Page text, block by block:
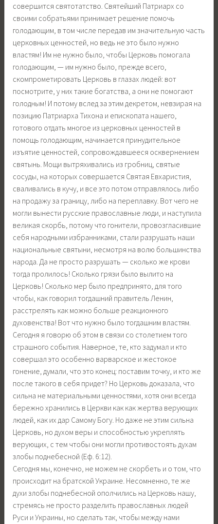
совершится святотатство. Святейший Патриарх со
своими собратьями принимает решение помочь
голодающим, в том числе передав им значительную часть
церковных ценностей, но ведь не это было нужно
властям! Им не нужно было, чтобы Церковь помогала
голодающим, — им нужно было, прежде всего,
скомпрометировать Церковь в глазах людей: вот
посмотрите, у них такие богатства, а они не помогают
голодным! И потому вслед за этим декретом, невзирая на
позицию Патриарха Тихона и епископата нашего,
готового отдать многое из церковных ценностей в
помощь голодающим, начинается принудительное
изъятие ценностей, сопровождавшееся осквернением
святынь. Мощи вытряхивались из гробниц, святые
сосуды, на которых совершается Святая Евхаристия,
сваливались в кучу, и все это потом отправлялось либо
на продажу за границу, либо на переплавку. Вот чего не
могли вынести русские православные люди, и наступила
великая скорбь, потому что гонители, провозгласившие
себя народными избранниками, стали разрушать наши
национальные святыни, несмотря на волю большинства
народа. Да не просто разрушать — сколько же крови
тогда пролилось! Сколько грязи было вылито на
Церковь! Сколько мер было предпринято, для того
чтобы, как говорил тогдашний правитель Ленин,
расстрелять как можно больше реакционного
духовенства! Вот что нужно было тогдашним властям.
Сегодня я говорю об этом в связи со столетием того
страшного события. Наверное, те, кто задумал и кто
совершал это особенно варварское и жестокое
гонение, думали, что это конец: поставим точку, и кто же
после такого в себя придет? Но Церковь доказала, что
сильна не материальными ценностями, хотя они всегда
бережно хранились в Церкви как как жертва верующих
людей, как их дар Самому Богу. Но даже не этим сильна
Церковь, но духом веры и способностью укреплять
верующих, с тем чтобы они могли противостоять духам
злобы поднебесной (Еф. 6:12).
Сегодня мы, конечно, не можем не скорбеть и о том, что
происходит на братской Украине. Несомненно, те же
духи злобы поднебесной ополчились на Церковь нашу,
стремясь не просто разделить православных людей
Руси и Украины, но сделать так, чтобы между нами